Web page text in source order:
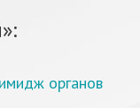
органов